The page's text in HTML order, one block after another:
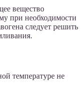
вещество
при необходимости
следует решить
температуре не